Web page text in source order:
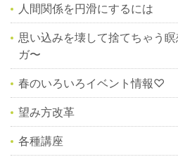
人間関係を円滑にするには
思い込みを壊して捨てちゃう
ガ〜
春のいろいろイベント情報♡
望み方改革
各種講座